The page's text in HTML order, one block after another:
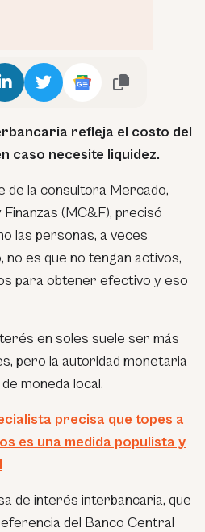
refleja el costo del
caso necesite liquidez.
de la consultora Mercado,
(MC&F), precisó
las personas, a veces
es que no tengan activos,
para obtener efectivo y eso
en soles suele ser más
pero la autoridad monetaria
moneda local.
precisa que topes a
es una medida populista y
de interés interbancaria, que
del Banco Central